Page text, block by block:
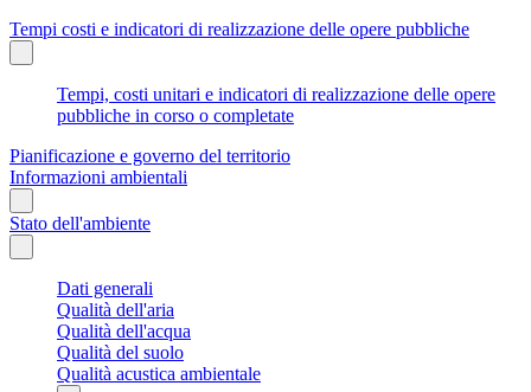
Tempi costi e indicatori di realizzazione delle opere pubbliche
Tempi, costi unitari e indicatori di realizzazione delle opere
pubbliche in corso o completate
Pianificazione e governo del territorio
Informazioni ambientali
Stato dell'ambiente
Dati generali
Qualità dell'aria
Qualità dell'acqua
Qualità del suolo
Qualità acustica ambientale